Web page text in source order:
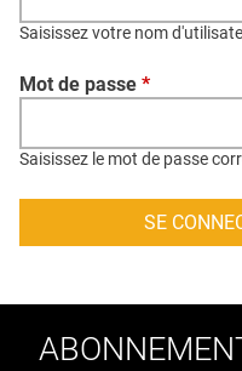
CONTACT
CRÉDITS
Saisissez votre nom
Mot de passe *
Saisissez le mot de passe